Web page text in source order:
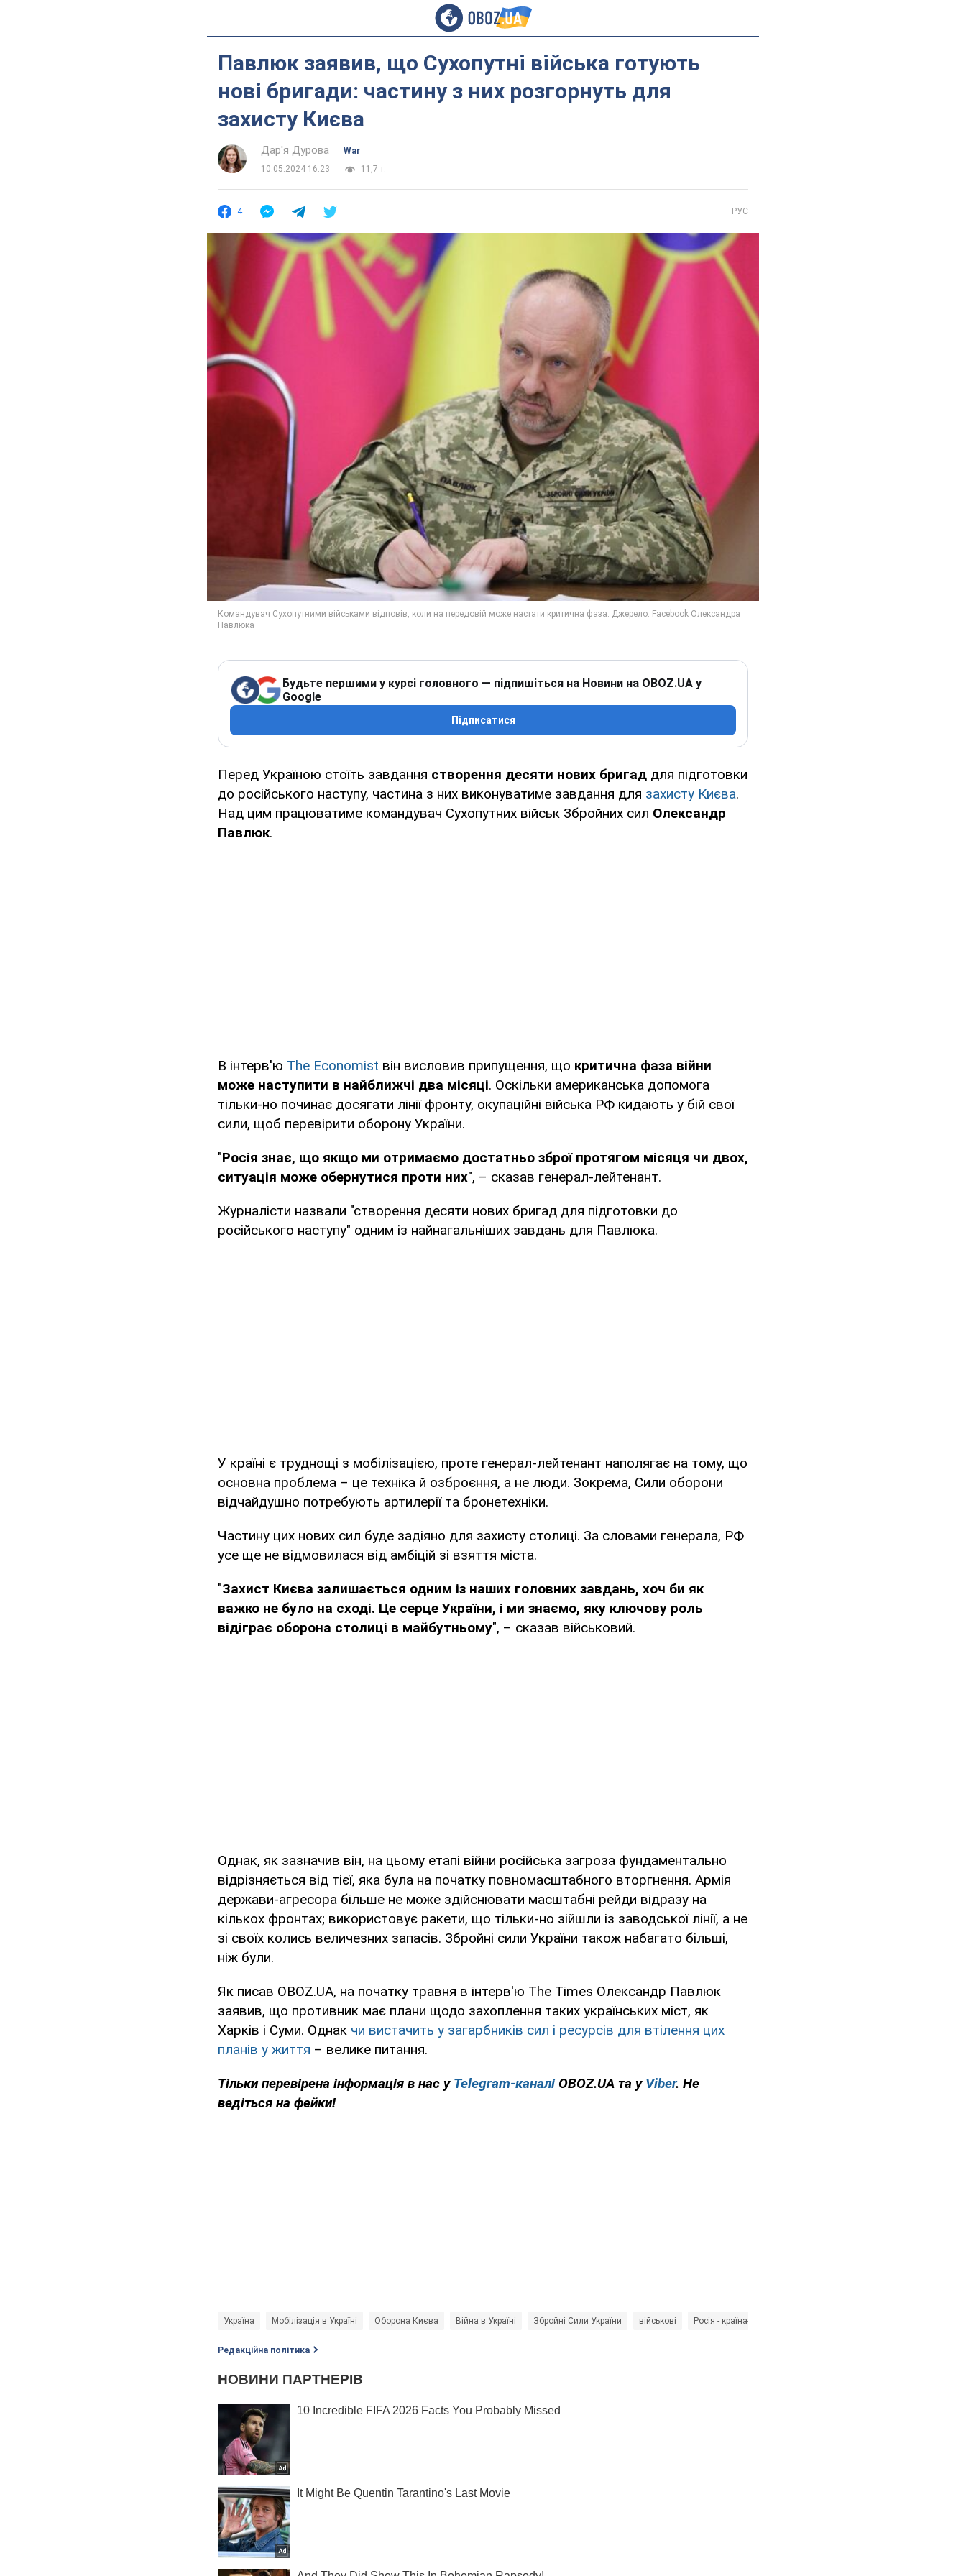
Павлюк заявив, що Сухопутні війська готують
нові бригади: частину з них розгорнуть для
захисту Києва
Дар'я Дурова
War
10.05.2024 16:23
11,7 т.
4 РУС
Будьте першими у курсі головного — підпишіться на Новини на OBOZ.UA у
Google
Підписатися
Перед Україною стоїть завдання створення десяти нових бригад для підготовки
до російського наступу, частина з них виконуватиме завдання для захисту Києва.
Над цим працюватиме командувач Сухопутних військ Збройних сил Олександр
Павлюк.
В інтерв'ю The Economist він висловив припущення, що критична фаза війни
може наступити в найближчі два місяці. Оскільки американська допомога
тільки-но починає досягати лінії фронту, окупаційні війська РФ кидають у бій свої
сили, щоб перевірити оборону України.
"Росія знає, що якщо ми отримаємо достатньо зброї протягом місяця чи двох,
ситуація може обернутися проти них", – сказав генерал-лейтенант.
Журналісти назвали "створення десяти нових бригад для підготовки до
російського наступу" одним із найнагальніших завдань для Павлюка.
У країні є труднощі з мобілізацією, проте генерал-лейтенант наполягає на тому, що
основна проблема – це техніка й озброєння, а не люди. Зокрема, Сили оборони
відчайдушно потребують артилерії та бронетехніки.
Частину цих нових сил буде задіяно для захисту столиці. За словами генерала, РФ
усе ще не відмовилася від амбіцій зі взяття міста.
"Захист Києва залишається одним із наших головних завдань, хоч би як
важко не було на сході. Це серце України, і ми знаємо, яку ключову роль
відіграє оборона столиці в майбутньому", – сказав військовий.
Однак, як зазначив він, на цьому етапі війни російська загроза фундаментально
відрізняється від тієї, яка була на початку повномасштабного вторгнення. Армія
держави-агресора більше не може здійснювати масштабні рейди відразу на
кількох фронтах; використовує ракети, що тільки-но зійшли із заводської лінії, а не
зі своїх колись величезних запасів. Збройні сили України також набагато більші,
ніж були.
Як писав OBOZ.UA, на початку травня в інтерв'ю The Times Олександр Павлюк
заявив, що противник має плани щодо захоплення таких українських міст, як
Харків і Суми. Однак чи вистачить у загарбників сил і ресурсів для втілення цих
планів у життя – велике питання.
Тільки перевірена інформація в нас у Telegram-каналі OBOZ.UA та у Viber. Не
ведіться на фейки!
Україна Мобілізація в Україні Оборона Києва Війна в Україні Збройні Сили України військові Росія - країна-агресор
Редакційна політика